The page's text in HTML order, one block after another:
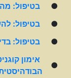
●
בטיפול:
●
בטיפול:
●
בטיפול:
●
אימון